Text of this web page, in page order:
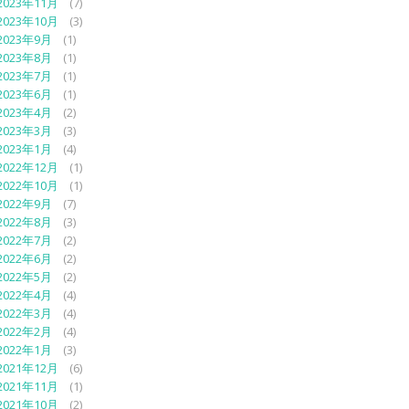
年10月
(3)
年9月
(1)
年8月
(1)
年7月
(1)
年6月
(1)
年4月
(2)
年3月
(3)
年1月
(4)
年12月
(1)
年10月
(1)
年9月
(7)
年8月
(3)
年7月
(2)
年6月
(2)
年5月
(2)
年4月
(4)
年3月
(4)
年2月
(4)
年1月
(3)
年12月
(6)
年11月
(1)
年10月
(2)